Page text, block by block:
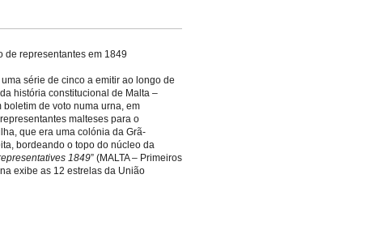
de representantes em 1849
série de cinco a emitir ao longo de
história constitucional de Malta –
de voto numa urna, em
malteses para o
que era uma colónia da Grã-
bordeando o topo do núcleo da
1849” (MALTA – Primeiros
exibe as 12 estrelas da União